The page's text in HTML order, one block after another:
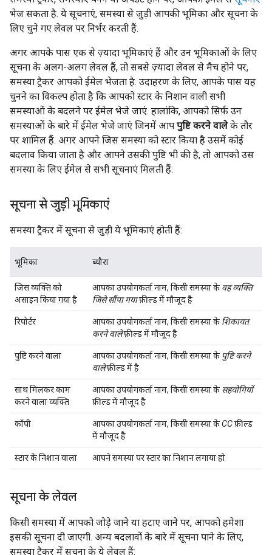
भेज सकता है. ये सूचनाएं, समस्या से जुड़ी आपकी भूमिका और सूचना के
लिए चुने गए लेवल पर निर्भर करती हैं.
अगर आपके पास एक से ज़्यादा भूमिकाएं हैं और उन भूमिकाओं के लिए
सूचना के अलग-अलग लेवल हैं, तो सबसे ज़्यादा लेवल से मैच होने पर,
समस्या ट्रैकर आपको ईमेल भेजता है. उदाहरण के लिए, आपके पास यह
चुनने का विकल्प होता है कि आपको स्टार के निशान वाली सभी
समस्याओं के बदलने पर ईमेल भेजे जाएं. हालांकि, आपको सिर्फ़ उन
समस्याओं के बारे में ईमेल भेजे जाएं जिनमें आप पुष्टि करने वालेके तौर
पर शामिल हैं. अगर आपने जिस समस्या को स्टार किया है उसमें कोई
बदलाव किया जाता है और आपने उसकी पुष्टि भी की है, तो आपको उस
समस्या के लिए ईमेल से सभी सूचनाएं मिलती हैं.
सूचना से जुड़ी भूमिकाएं
समस्या ट्रैकर में सूचना से जुड़ी ये भूमिकाएं होती हैं:
भूमिका ब्यौरा
जिस व्यक्ति को
असाइन किया गया है
आपका उपयोगकर्ता नाम, किसी समस्या के वह व्यक्ति
जिसे सौंपा गयाफ़ील्ड में मौजूद है
रिपोर्टर आपका उपयोगकर्ता नाम, किसी समस्या के शिकायत
करने वालेफ़ील्ड में मौजूद है
पुष्टि करने वाला आपका उपयोगकर्ता नाम, किसी समस्या के पुष्टि करने
वालेफ़ील्ड में है
साथ मिलकर काम
करने वाला व्यक्ति
आपका उपयोगकर्ता नाम, किसी समस्या के सहयोगियों
फ़ील्ड में मौजूद है
कॉपी आपका उपयोगकर्ता नाम, किसी समस्या केCCफ़ील्ड
में मौजूद है
स्टार के निशान वाला आपने समस्या पर स्टार का निशान लगाया हो
सूचना के लेवल
किसी समस्या में आपको जोड़े जाने या हटाए जाने पर, आपको हमेशा
इसकी सूचना दी जाएगी. अन्य बदलावों के बारे में सूचना पाने के लिए,
समस्या ट्रैकर में सूचना के ये लेवल हैं: